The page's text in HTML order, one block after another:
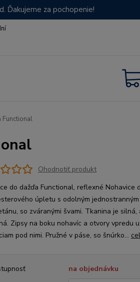
Ďakujeme za pochopenie!
Ohodnotiť produkt
do dažďa Functional, reflexné Nohavice
úpletu s odolným
so zváranými švami. Tkanina je silná,
Zipsy na boku nohavíc a otvory vpredu
pod nimi. Pružné v páse, so šnúrko...
na objednávku